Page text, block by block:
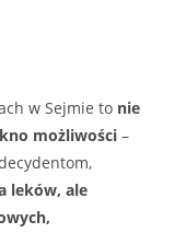
w Sejmie to nie
możliwości –
leków, ale